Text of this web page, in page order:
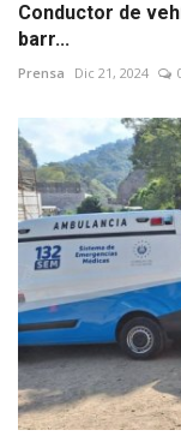
Conductor de
barr...
Prensa Dic 21, 2024